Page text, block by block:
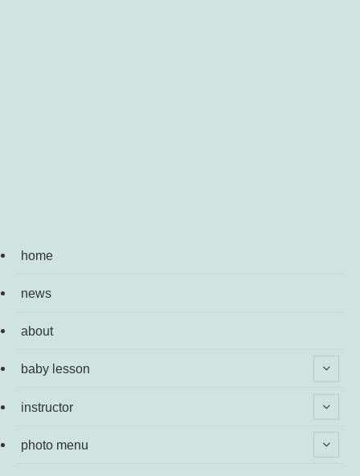
home
news
about
baby lesson
instructor
photo menu